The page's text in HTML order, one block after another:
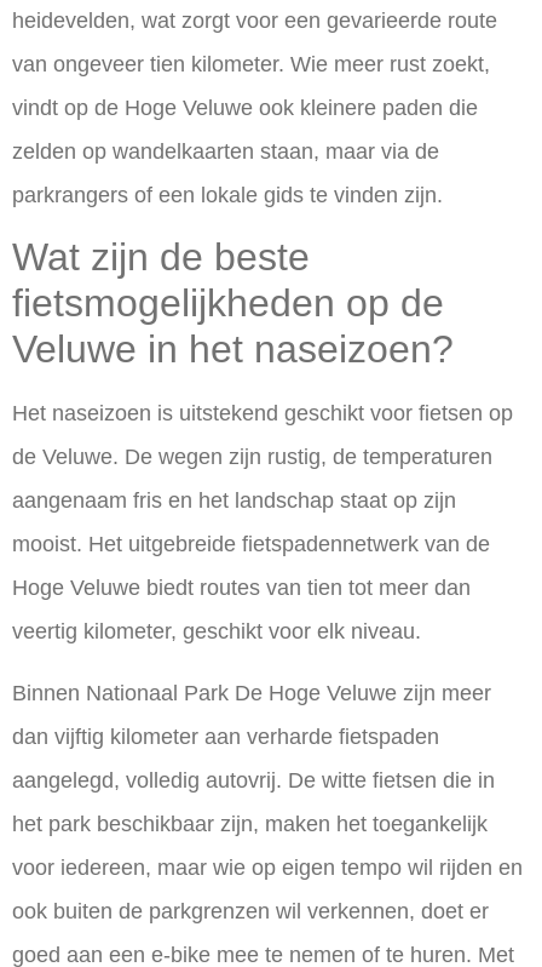
heidevelden, wat zorgt voor een gevarieerde route
van ongeveer tien kilometer. Wie meer rust zoekt,
vindt op de Hoge Veluwe ook kleinere paden die
zelden op wandelkaarten staan, maar via de
parkrangers of een lokale gids te vinden zijn.
Wat zijn de beste
fietsmogelijkheden op de
Veluwe in het naseizoen?
Het naseizoen is uitstekend geschikt voor fietsen op
de Veluwe. De wegen zijn rustig, de temperaturen
aangenaam fris en het landschap staat op zijn
mooist. Het uitgebreide fietspadennetwerk van de
Hoge Veluwe biedt routes van tien tot meer dan
veertig kilometer, geschikt voor elk niveau.
Binnen Nationaal Park De Hoge Veluwe zijn meer
dan vijftig kilometer aan verharde fietspaden
aangelegd, volledig autovrij. De witte fietsen die in
het park beschikbaar zijn, maken het toegankelijk
voor iedereen, maar wie op eigen tempo wil rijden en
ook buiten de parkgrenzen wil verkennen, doet er
goed aan een e-bike mee te nemen of te huren. Met